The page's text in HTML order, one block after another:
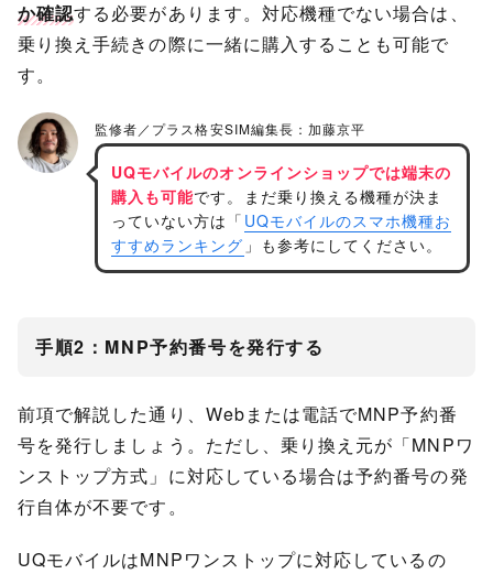
か確認する必要があります。対応機種でない場合は、
乗り換え手続きの際に一緒に購入することも可能で
す。
UQモバイルのオンラインショップでは端末の
購入も可能です。まだ乗り換える機種が決ま
っていない方は「 UQモバイルのスマホ機種お
すすめランキング 」も参考にしてください。
手順2：MNP予約番号を発行する
前項で解説した通り、Webまたは電話でMNP予約番
号を発行しましょう。ただし、乗り換え元が「MNPワ
ンストップ方式」に対応している場合は予約番号の発
行自体が不要です。
UQモバイルはMNPワンストップに対応しているの